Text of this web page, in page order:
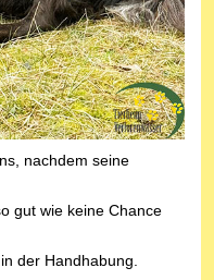
nachdem seine
gut wie keine Chance
der Handhabung.